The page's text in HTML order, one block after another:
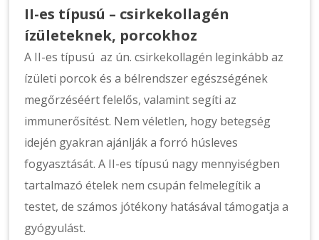
II-es típusú – csirkekollagén
ízületeknek, porcokhoz
A II-es típusú az ún. csirkekollagén leginkább az
ízületi porcok és a bélrendszer egészségének
megőrzéséért felelős, valamint segíti az
immunerősítést. Nem véletlen, hogy betegség
idején gyakran ajánlják a forró húsleves
fogyasztását. A II-es típusú nagy mennyiségben
tartalmazó ételek nem csupán felmelegítik a
testet, de számos jótékony hatásával támogatja a
gyógyulást.